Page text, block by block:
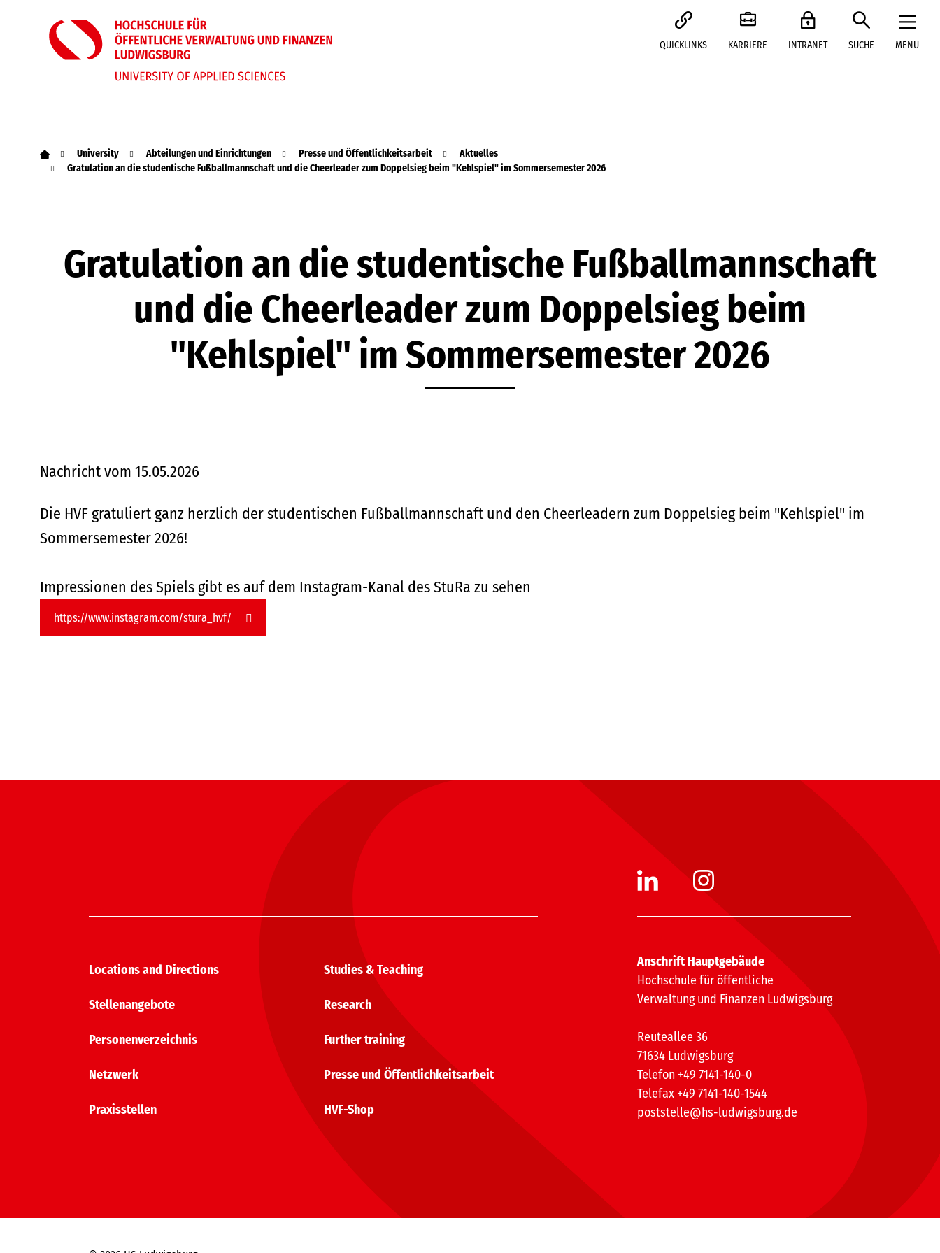
QUICKLINKS KARRIERE INTRANET SUCHE MENU
University Abteilungen und Einrichtungen Presse und Öffentlichkeitsarbeit
Aktuelles
Gratulation an die studentische Fußballmannschaft und die Cheerleader zum Doppelsieg beim "Kehlspiel" im Sommersemester 2026
Gratulation an die studentische Fußballmannschaft
und die Cheerleader zum Doppelsieg beim
"Kehlspiel" im Sommersemester 2026
Nachricht vom 15.05.2026
Die HVF gratuliert ganz herzlich der studentischen Fußballmannschaft und den Cheerleadern zum Doppelsieg beim "Kehlspiel" im
Sommersemester 2026!
Impressionen des Spiels gibt es auf dem Instagram-Kanal des StuRa zu sehen
https://www.instagram.com/stura_hvf/
Locations and Directions
Stellenangebote
Personenverzeichnis
Netzwerk
Praxisstellen
Studies & Teaching
Research
Further training
Presse und Öffentlichkeitsarbeit
HVF-Shop
Anschrift Hauptgebäude
Hochschule für öffentliche
Verwaltung und Finanzen Ludwigsburg
Reuteallee 36
71634 Ludwigsburg
Telefon +49 7141-140-0
Telefax +49 7141-140-1544
poststelle@hs-ludwigsburg.de